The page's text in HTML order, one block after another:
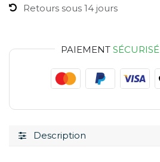
Retours sous 14 jours
PAIEMENT SÉCURISÉ
Description